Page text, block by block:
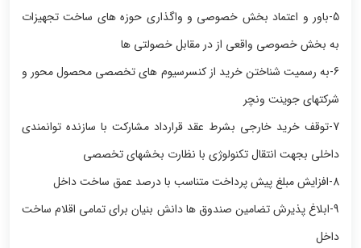
5-باور و اعتماد بخش خصوصی و واگذاری حوزه های ساخت تجهیزات
به بخش خصوصی واقعی از در مقابل خصولتی ها
6-به رسمیت شناختن خرید از کنسرسیوم های تخصصی محصول محور و
شرکتهای جوینت ونچر
7-توقف خرید خارجی بشرط عقد قرارداد مشارکت با سازنده توانمندی
داخلی بجهت انتقال تکنولوژی با نظارت بخش‎های تخصصی
8-افزایش مبلغ پیش پرداخت متناسب با درصد عمق ساخت داخل
9-ابلاغ پذیرش تضامین صندوق ها دانش بنیان برای تمامی اقلام ساخت
داخل